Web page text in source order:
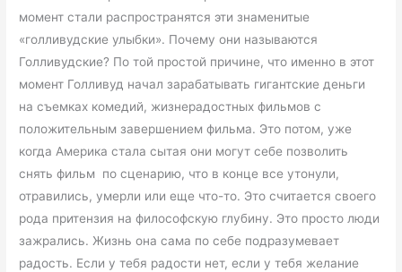
момент стали распространятся эти знаменитые
«голливудские улыбки». Почему они называются
Голливудские? По той простой причине, что именно в этот
момент Голливуд начал зарабатывать гигантские деньги
на съемках комедий, жизнерадостных фильмов с
положительным завершением фильма. Это потом, уже
когда Америка стала сытая они могут себе позволить
снять фильм по сценарию, что в конце все утонули,
отравились, умерли или еще что-то. Это считается своего
рода притензия на философскую глубину. Это просто люди
зажрались. Жизнь она сама по себе подразумевает
радость. Если у тебя радости нет, если у тебя желание